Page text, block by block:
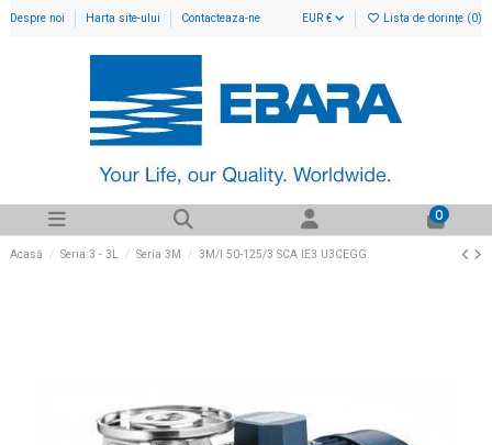
Despre noi Harta site-ului Contacteaza-ne EUR € Lista de dorințe (0)
0
Acasă Seria 3 - 3L Seria 3M 3M/I 50-125/3 SCA IE3 U3CEGG